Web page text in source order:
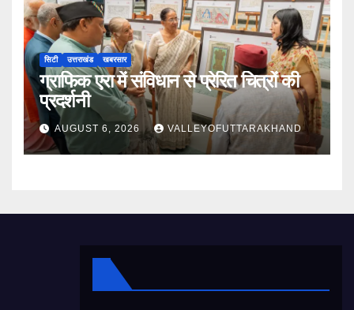
सिटी उत्तराखंड खबरसार
ग्राफिक एरा में संविधान से प्रेरित चित्रों की
प्रदर्शनी
AUGUST 6, 2026 VALLEYOFUTTARAKHAND